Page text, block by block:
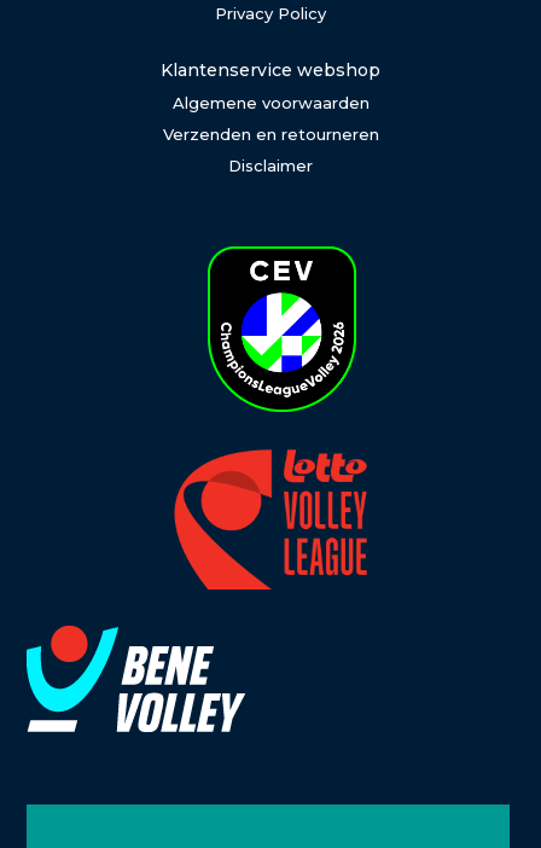
Privacy Policy
Klantenservice webshop
Algemene voorwaarden
Verzenden en retourneren
Disclaimer